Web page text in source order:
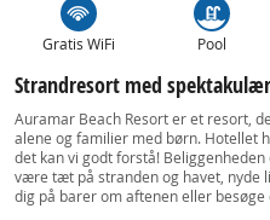
Gratis WiFi Pool
Strandresort med
Auramar Beach Resort er et resort,
alene og familier med børn. Hotellet
det kan vi godt forstå!
være tæt på stranden og havet, nyde
dig på barer om aftenen eller besøge